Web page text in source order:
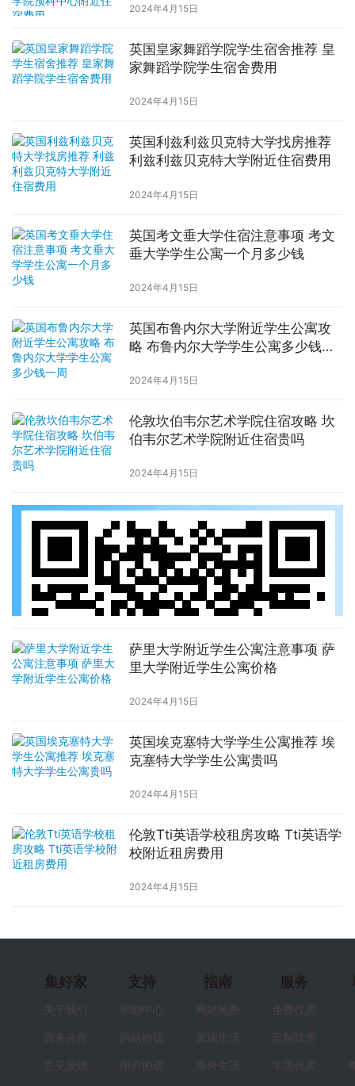
2024年4月15日
英国皇家舞蹈学院学生宿舍推荐 皇
家舞蹈学院学生宿舍费用
2024年4月15日
英国利兹利兹贝克特大学找房推荐
利兹利兹贝克特大学附近住宿费用
2024年4月15日
英国考文垂大学住宿注意事项 考文
垂大学学生公寓一个月多少钱
2024年4月15日
英国布鲁内尔大学附近学生公寓攻
略 布鲁内尔大学学生公寓多少钱一
2024年4月15日
伦敦坎伯韦尔艺术学院住宿攻略 坎
伯韦尔艺术学院附近住宿贵吗
2024年4月15日
萨里大学附近学生公寓注意事项 萨
里大学附近学生公寓价格
2024年4月15日
英国埃克塞特大学学生公寓推荐 埃
克塞特大学学生公寓贵吗
2024年4月15日
伦敦Tti英语学校租房攻略 Tti英语学
校附近租房费用
2024年4月15日
集好家
关于我们
商务合作
意见反馈
支持
帮助中心
网站协议
用户协议
指南
网站地图
发现生活
海外生活
服务
免费找房
定制找房
学居代表